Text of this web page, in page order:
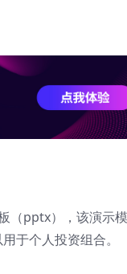
（pptx），该演示
于个人投资组合。